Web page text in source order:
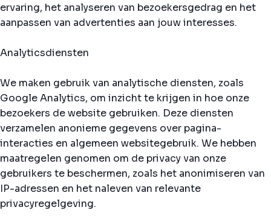
ervaring, het analyseren van bezoekersgedrag en het
aanpassen van advertenties aan jouw interesses.
Analyticsdiensten
We maken gebruik van analytische diensten, zoals
Google Analytics, om inzicht te krijgen in hoe onze
bezoekers de website gebruiken. Deze diensten
verzamelen anonieme gegevens over pagina-
interacties en algemeen websitegebruik. We hebben
maatregelen genomen om de privacy van onze
gebruikers te beschermen, zoals het anonimiseren van
IP-adressen en het naleven van relevante
privacyregelgeving.